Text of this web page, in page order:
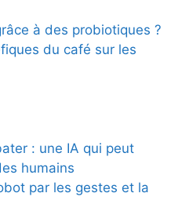
à des probiotiques ?
du café sur les
: une IA qui peut
humains
par les gestes et la